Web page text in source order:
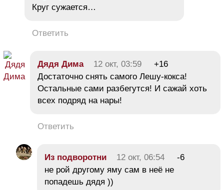
Круг сужается…
Ответить
Дядя Дима 12 окт, 03:59
+16
Достаточно снять самого Лешу-кокса!
Остальные сами разбегутся! И сажай хоть
всех подряд на нары!
Ответить
Из подворотни 12 окт, 06:54
-6
не рой другому яму сам в неё не
попадешь дядя ))